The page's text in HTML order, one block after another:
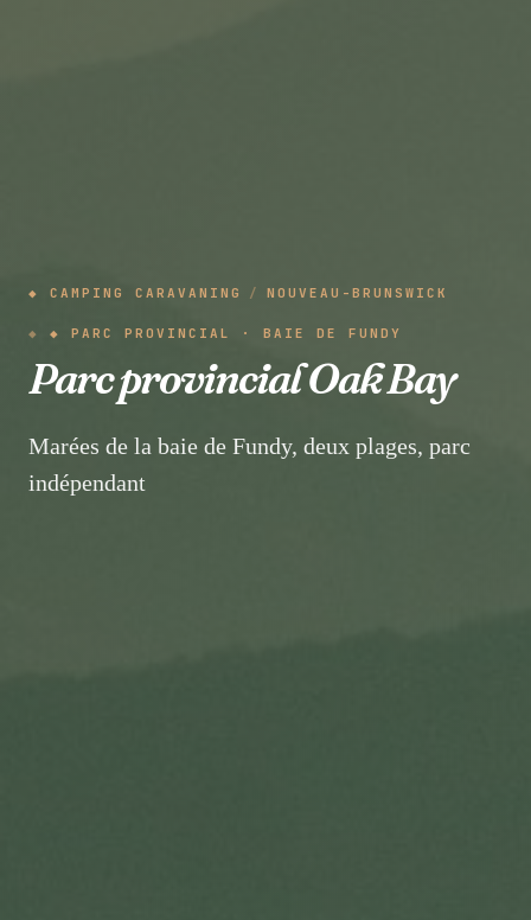
◆ CAMPING CARAVANING / NOUVEAU-BRUNSWICK
◆ PARC PROVINCIAL · BAIE DE FUNDY
Parc provincial Oak Bay
Marées de la baie de Fundy, deux plages, parc
indépendant